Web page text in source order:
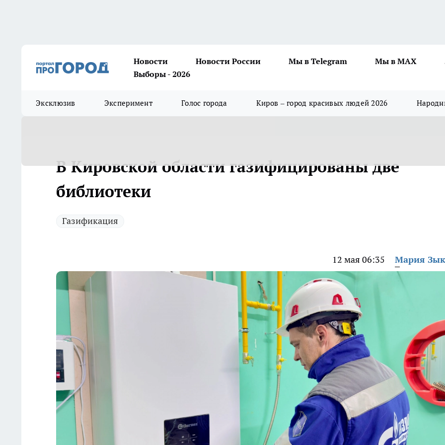
Новости Новости России Мы в Telegram Мы в MAX
Выборы - 2026
Эксклюзив Эксперимент Голос города Киров – город красивых людей 2026
В Кировской области газифицированы две
библиотеки
Газификация
12 мая 06:35 Мария